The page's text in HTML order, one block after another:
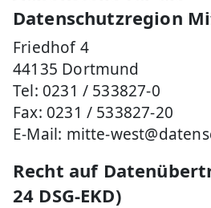
Datenschutzregion
Friedhof 4
44135 Dortmund
Tel: 0231 / 533827-0
Fax: 0231 / 533827-20
E-Mail: mitte-
Recht auf
24 DSG-EKD)